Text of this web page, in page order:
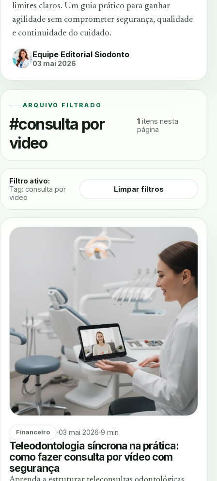
limites claros. Um guia prático para ganhar
agilidade sem comprometer segurança, qualidade
e continuidade do cuidado.
Equipe Editorial Siodonto
03 mai 2026
ARQUIVO FILTRADO
#consulta por
video
1itens nesta
página
Filtro ativo:
Tag: consulta por
video
Limpar filtros
Financeiro 03 mai 2026 9 min
Teleodontologia síncrona na prática:
como fazer consulta por vídeo com
segurança